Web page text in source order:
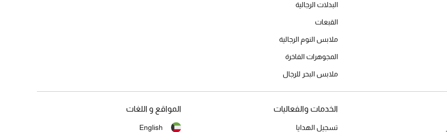
البدلات الرجالية
القبعات
ملابس النوم الرجالية
المجوهرات الفاخرة
ملابس البحر للرجال
الخدمات والفعاليات
تسجيل الهدايا
المواقع و اللغات
English